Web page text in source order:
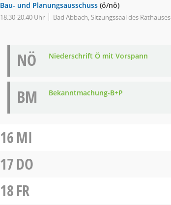
Bau- und Planungsausschuss (ö/nö)
18:30-20:40 Uhr Bad Abbach, Sitzungssaal des Rathauses
NÖ Niederschrift Ö mit Vorspann
BM Bekanntmachung-B+P
16MI
17DO
18FR